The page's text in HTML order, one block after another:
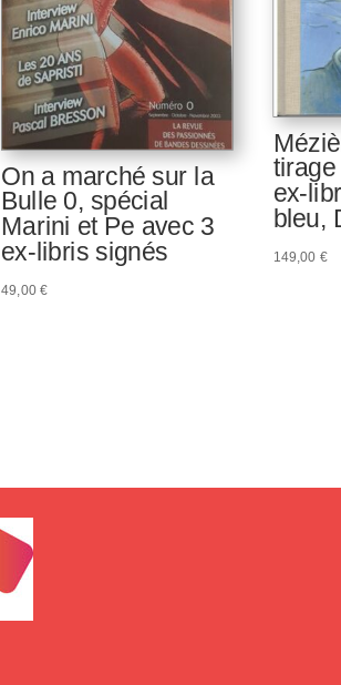
On a marché sur la
Bulle 0, spécial
Marini et Pe avec 3
ex-libris signés
49,00€
ex-
bleu,
149,00€